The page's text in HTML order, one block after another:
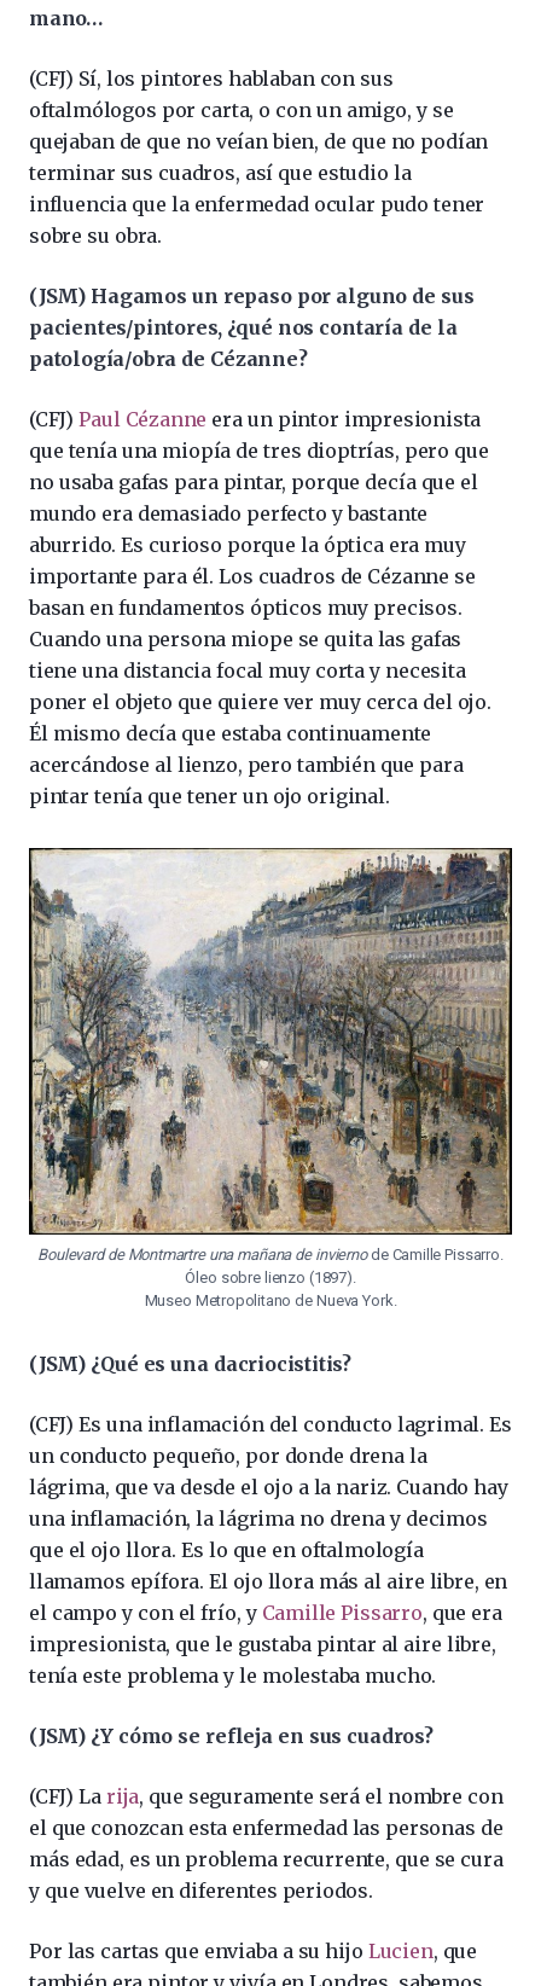
mano…
(CFJ) Sí, los pintores hablaban con sus
oftalmólogos por carta, o con un amigo, y se
quejaban de que no veían bien, de que no podían
terminar sus cuadros, así que estudio la
influencia que la enfermedad ocular pudo tener
sobre su obra.
(JSM) Hagamos un repaso por alguno de sus
pacientes/pintores, ¿qué nos contaría de la
patología/obra de Cézanne?
(CFJ)Paul Cézanne era un pintor impresionista
que tenía una miopía de tres dioptrías, pero que
no usaba gafas para pintar, porque decía que el
mundo era demasiado perfecto y bastante
aburrido. Es curioso porque la óptica era muy
importante para él. Los cuadros de Cézanne se
basan en fundamentos ópticos muy precisos.
Cuando una persona miope se quita las gafas
tiene una distancia focal muy corta y necesita
poner el objeto que quiere ver muy cerca del ojo.
Él mismo decía que estaba continuamente
acercándose al lienzo, pero también que para
pintar tenía que tener un ojo original.
Boulevard de Montmartre una mañana de inviernode Camille Pissarro.
Óleo sobre lienzo (1897).
Museo Metropolitano de Nueva York.
(JSM) ¿Qué es una dacriocistitis?
(CFJ) Es una inflamación del conducto lagrimal. Es
un conducto pequeño, por donde drena la
lágrima, que va desde el ojo a la nariz. Cuando hay
una inflamación, la lágrima no drena y decimos
que el ojo llora. Es lo que en oftalmología
llamamos epífora. El ojo llora más al aire libre, en
el campo y con el frío, y Camille Pissarro, que era
impresionista, que le gustaba pintar al aire libre,
tenía este problema y le molestaba mucho.
(JSM) ¿Y cómo se refleja en sus cuadros?
(CFJ) La rija, que seguramente será el nombre con
el que conozcan esta enfermedad las personas de
más edad, es un problema recurrente, que se cura
y que vuelve en diferentes periodos.
Por las cartas que enviaba a su hijo Lucien, que